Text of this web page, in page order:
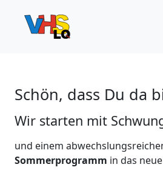
Schön, dass Du da
Wir starten mit
und einem
Sommerprogramm in das